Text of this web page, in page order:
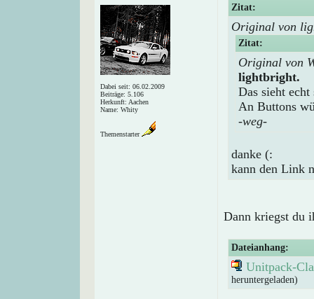
Dabei seit: 06.02.2009
Beiträge: 5.106
Herkunft: Aachen
Name: Whity
Themenstarter
Zitat:
Original von
Zitat:
Original von
lightbright.
Das sieht
An Buttons
-weg-
danke (:
kann den Link
Dann kriegst du
Dateianhang:
Unitpack-
heruntergeladen)